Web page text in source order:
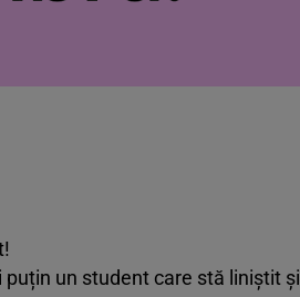
un student care stă liniștit și